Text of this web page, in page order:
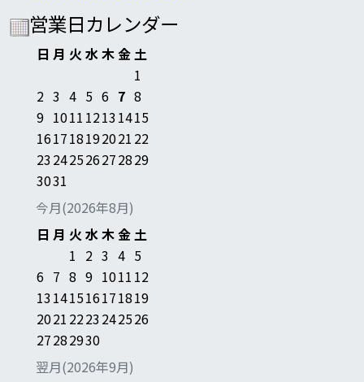
営業日カレンダー
今月(2026年8月)
日 月 火 水木金 土
1
2 3 4 5 6 7 8
9 1011 12131415
161718192021 22
23242526272829
3031
翌月(2026年9月)
日 月 火 水木金 土
1 2 3 4 5
6 7 8 9 1011 12
13141516171819
2021 2223242526
27282930